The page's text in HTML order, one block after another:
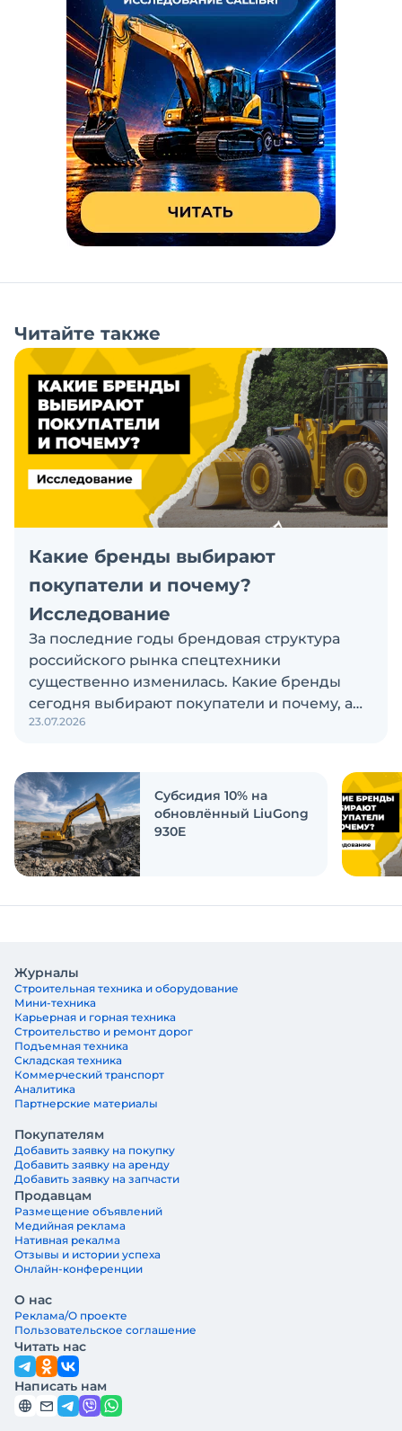
Читайте также
Какие бренды выбирают
покупатели и почему?
Исследование
За последние годы брендовая структура
российского рынка спецтехники
существенно изменилась. Какие бренды
сегодня выбирают покупатели и почему, а
также кого считают лидерами рынка?
ответить на эти вопросы
23.07.2026
Субсидия 10% на
обновлённый LiuGong
930E
Журналы
Строительная техника и оборудование
Мини-техника
Карьерная и горная техника
Строительство и ремонт дорог
Подъемная техника
Складская техника
Коммерческий транспорт
Аналитика
Партнерские материалы
Покупателям
Добавить заявку на покупку
Добавить заявку на аренду
Добавить заявку на запчасти
Продавцам
Размещение объявлений
Медийная реклама
Нативная рекалма
Отзывы и истории успеха
Онлайн-конференции
О нас
Реклама/О проекте
Пользовательское соглашение
Читать нас
Написать нам